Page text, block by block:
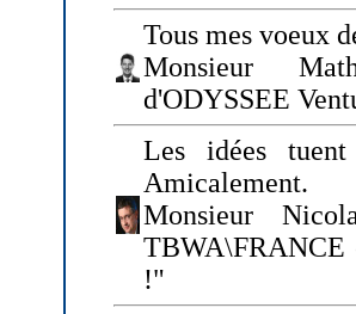
Tous mes voeux
Monsieur
d'ODYSSEE
Les idées
Amicalement.
Monsieur
TBWA\FRANCE
!"